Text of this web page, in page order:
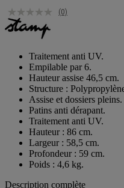
Traitement anti UV.
Empilable par 6.
Hauteur assise 46,5 cm.
Structure : Polypropylène.
Assise et dossiers pleins.
Patins anti dérapant.
Traitement anti UV.
Hauteur : 86 cm.
Largeur : 58,5 cm.
Profondeur : 59 cm.